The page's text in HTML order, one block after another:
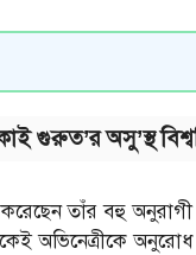
গুরুত’র অসু’স্থ
তাঁর বহু
অভিনেত্রীকে